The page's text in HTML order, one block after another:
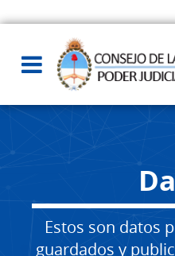
Estos son datos
guardados y